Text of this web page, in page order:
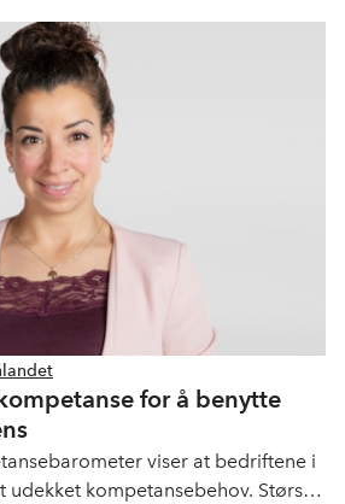
for å benytte
viser at bedriftene i
udekket kompetansebehov. Størst